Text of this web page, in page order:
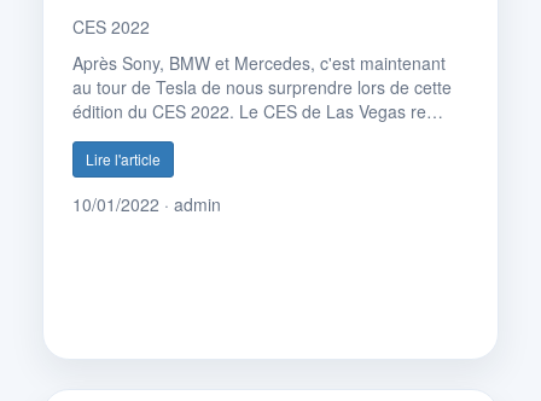
CES 2022
Après Sony, BMW et Mercedes, c'est maintenant
au tour de Tesla de nous surprendre lors de cette
édition du CES 2022. Le CES de Las Vegas re…
Lire l'article
10/01/2022 · admin